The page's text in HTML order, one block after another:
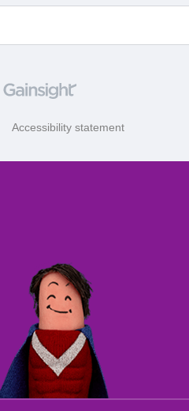
Accessibility statement